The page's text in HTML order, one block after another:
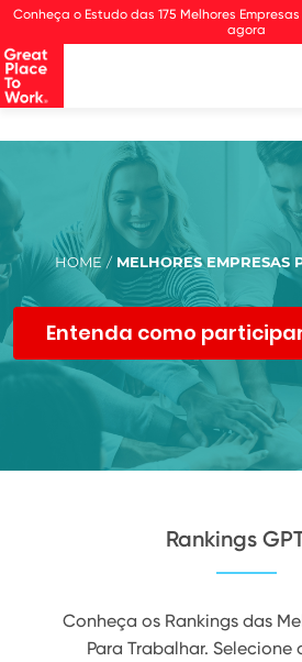
Observação:
site
inclui
um
sistema
de
à
acessibilidade.
Conheça o Estudo das 175 Melhores
agora
HOME / MELHORES EMPRESAS
Entenda como
Rankings
Conheça os Rankings das
Para Trabalhar. Selecione